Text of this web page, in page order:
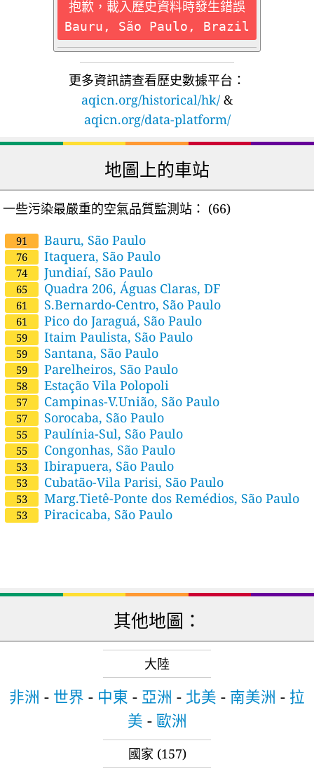
抱歉，載入歷史資料時發生錯誤
Bauru, São Paulo, Brazil
更多資訊請查看歷史數據平台：
aqicn.org/historical/hk/ &
aqicn.org/data-platform/
地圖上的車站
一些污染最嚴重的空氣品質監測站： (66)
91 Bauru, São Paulo
76 Itaquera, São Paulo
74 Jundiaí, São Paulo
65 Quadra 206, Águas Claras, DF
61 S.Bernardo-Centro, São Paulo
61 Pico do Jaraguá, São Paulo
59 Itaim Paulista, São Paulo
59 Santana, São Paulo
59 Parelheiros, São Paulo
58 Estação Vila Polopoli
57 Campinas-V.União, São Paulo
57 Sorocaba, São Paulo
55 Paulínia-Sul, São Paulo
55 Congonhas, São Paulo
53 Ibirapuera, São Paulo
53 Cubatão-Vila Parisi, São Paulo
53 Marg.Tietê-Ponte dos Remédios, São Paulo
53 Piracicaba, São Paulo
其他地圖：
大陸
非洲 - 世界 - 中東 - 亞洲 - 北美 - 南美洲 - 拉
美 - 歐洲
國家 (157)